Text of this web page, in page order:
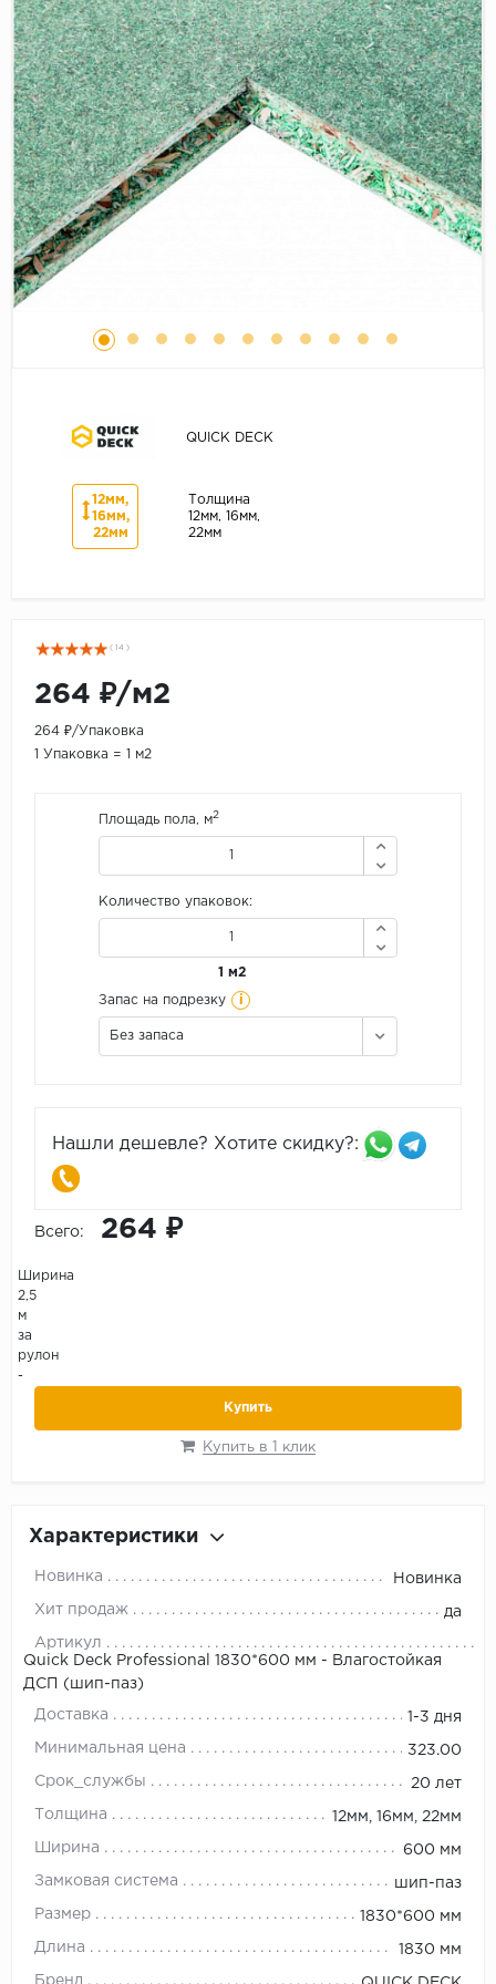
Серый
Бежевый
Дуб светлый
Коричневый
Страна
Австрия
QUICK DECK
12мм,
16мм,
22мм
Толщина
12мм, 16мм,
22мм
( 14 )
264 ₽/м2
264 ₽/Упаковка
1 Упаковка = 1 м2
Площадь пола, м2
Количество упаковок:
1 м2
Запас на подрезку i
Без запаса
Нашли дешевле? Хотите скидку?:
Всего: 264 ₽
Ширина
2,5
м
за
рулон
-
Купить
Купить в 1 клик
Характеристики
Новинка Новинка
Хит продаж да
Артикул
Quick Deck Professional 1830*600 мм - Влагостойкая
ДСП (шип-паз)
Доставка 1-3 дня
Минимальная цена 323.00
Срок_службы 20 лет
Толщина 12мм, 16мм, 22мм
Ширина 600 мм
Замковая система шип-паз
Размер 1830*600 мм
Длина 1830 мм
Бренд